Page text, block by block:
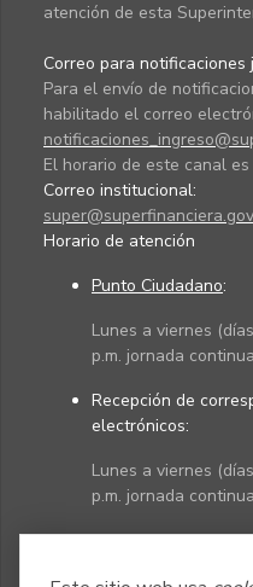
atención de esta
Correo para notificaciones
Para el envío de
habilitado el correo
El horario de este canal es
Correo institucional:
Horario de atención
Punto Ciudadano:
Lunes a viernes
p.m. jornada continua
Recepción de
electrónicos:
Lunes a viernes
p.m. jornada continua